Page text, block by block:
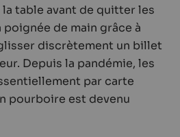
table avant de quitter les
de main grâce à
discrètement un billet
Depuis la pandémie, les
par carte
pourboire est devenu